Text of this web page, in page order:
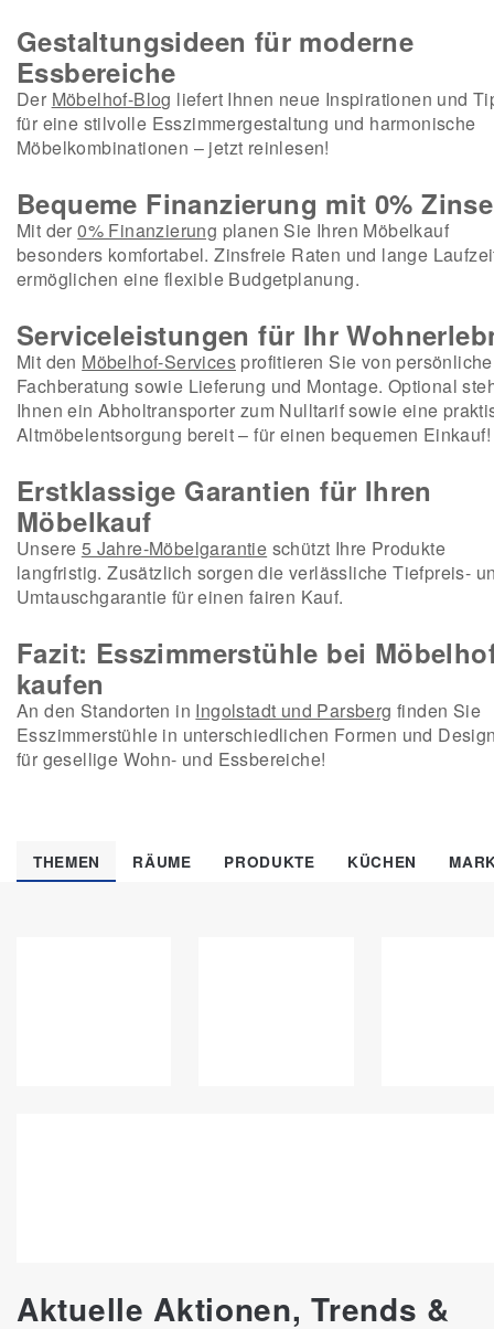
Gestaltungsideen für moderne
Essbereiche
Der Möbelhof-Blog liefert Ihnen neue Inspirationen und
für eine stilvolle Esszimmergestaltung und harmonische
Möbelkombinationen – jetzt reinlesen!
Bequeme Finanzierung mit 0%
Mit der0% Finanzierung planen Sie Ihren Möbelkauf
besonders komfortabel. Zinsfreie Raten und lange
ermöglichen eine flexible Budgetplanung.
Serviceleistungen für Ihr
Mit den Möbelhof-Servicesprofitieren Sie von
Fachberatung sowie Lieferung und Montage. Optional
Ihnen ein Abholtransporter zum Nulltarif sowie eine
Altmöbelentsorgung bereit – für einen bequemen Einkauf!
Erstklassige Garantien für Ihren
Möbelkauf
Unsere 5 Jahre-Möbelgarantie schützt Ihre Produkte
langfristig. Zusätzlich sorgen die verlässliche Tiefpreis-
Umtauschgarantie für einen fairen Kauf.
Fazit: Esszimmerstühle bei
kaufen
An den Standorten in Ingolstadt und Parsberg finden Sie
Esszimmerstühle in unterschiedlichen Formen und
für gesellige Wohn- und Essbereiche!
THEMEN RÄUME PRODUKTE KÜCHEN
Aktuelle Aktionen, Trends &